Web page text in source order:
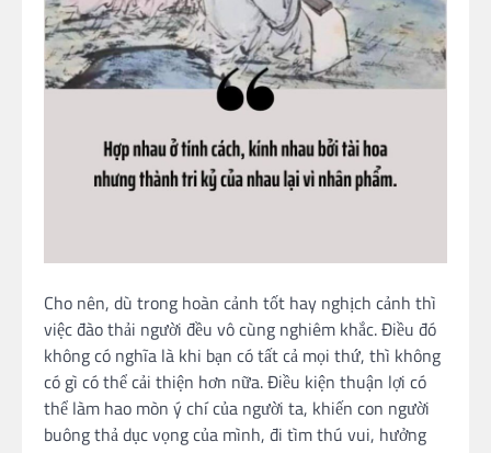
Cho nên, dù trong hoàn cảnh tốt hay nghịch cảnh thì
việc đào thải người đều vô cùng nghiêm khắc. Điều đó
không có nghĩa là khi bạn có tất cả mọi thứ, thì không
có gì có thể cải thiện hơn nữa. Điều kiện thuận lợi có
thể làm hao mòn ý chí của người ta, khiến con người
buông thả dục vọng của mình, đi tìm thú vui, hưởng